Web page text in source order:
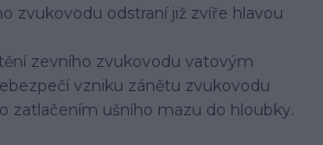
zvukovodu odstraní již zvíře hlavou
zevního zvukovodu vatovým
vzniku zánětu zvukovodu
zatlačením ušního mazu do hloubky.